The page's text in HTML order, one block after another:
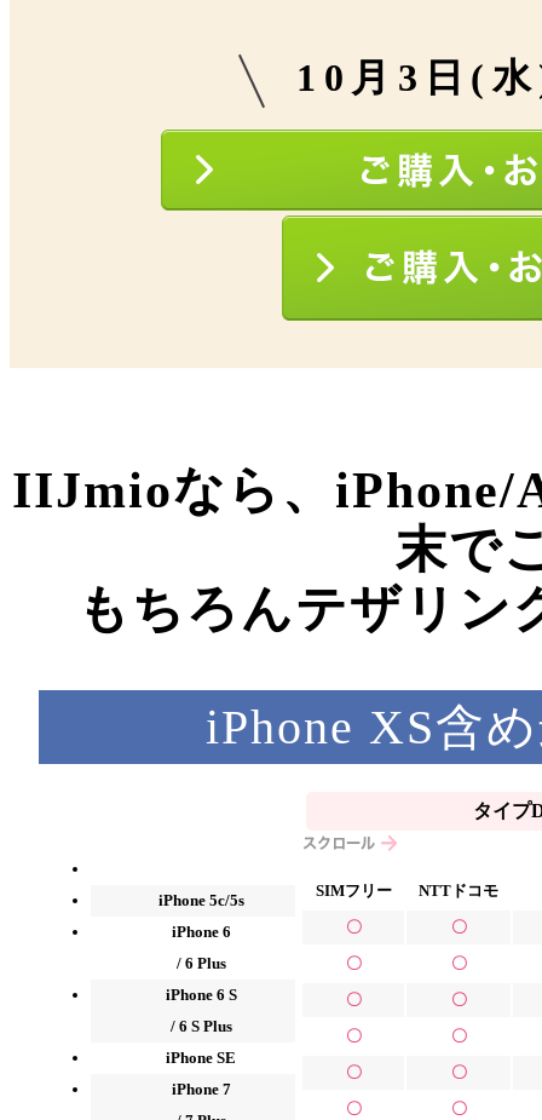
10月3日(
IIJmioなら、iPhone/
末で
もちろんテザリン
iPhone XS含
タイプ
iPhone 5c/5s
iPhone 6
/ 6 Plus
iPhone 6 S
/ 6 S Plus
iPhone SE
iPhone 7
SIMフリー
NTTドコモ
〇
〇
〇
〇
〇
〇
〇
〇
〇
〇
〇
〇